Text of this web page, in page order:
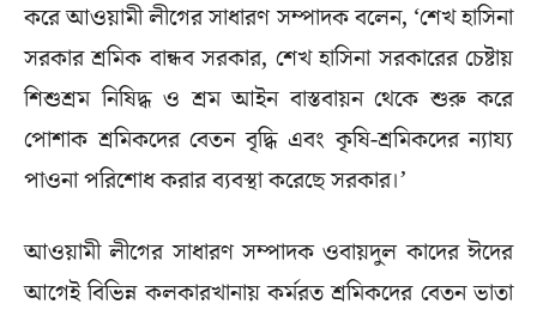
করে আওয়ামী লীগের সাধারণ সম্পাদক বলেন, ‘শেখ হাসিনা
সরকার শ্রমিক বান্ধব সরকার, শেখ হাসিনা সরকারের চেষ্টায়
শিশুশ্রম নিষিদ্ধ ও শ্রম আইন বাস্তবায়ন থেকে শুরু করে
পোশাক শ্রমিকদের বেতন বৃদ্ধি এবং কৃষি-শ্রমিকদের ন্যায্য
পাওনা পরিশোধ করার ব্যবস্থা করেছে সরকার।’
আওয়ামী লীগের সাধারণ সম্পাদক ওবায়দুল কাদের ঈদের
আগেই বিভিন্ন কলকারখানায় কর্মরত শ্রমিকদের বেতন ভাতা